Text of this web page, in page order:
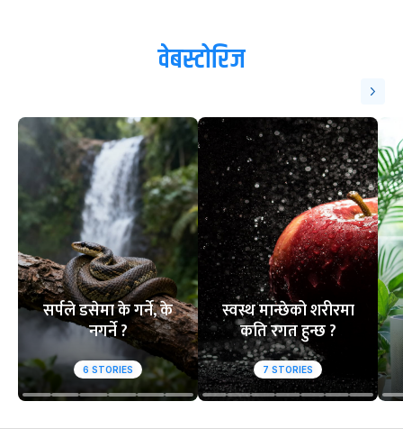
वेबस्टोरिज
सर्पले डसेमा के गर्ने, के
नगर्ने ?
6 STORIES
स्वस्थ मान्छेको शरीरमा
कति रगत हुन्छ ?
7 STORIES